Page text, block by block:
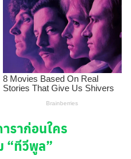
ราก่อนใคร
“ทีวีพูล”